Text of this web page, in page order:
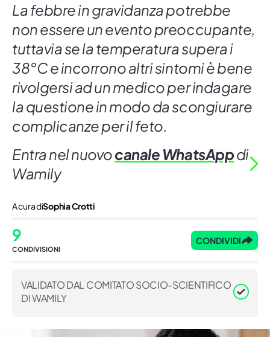
La febbre in gravidanza potrebbe
non essere un evento preoccupante,
tuttavia se la temperatura supera i
38°C e incorrono altri sintomi è bene
rivolgersi ad un medico per indagare
la questione in modo da scongiurare
complicanze per il feto.
Entra nel nuovocanale WhatsAppdi
Wamily
A cura diSophia Crotti
9
CONDIVISIONI
CONDIVIDI
VALIDATO DAL COMITATO SOCIO-SCIENTIFICO
DI WAMILY